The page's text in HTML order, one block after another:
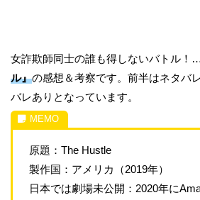
女詐欺師同士の誰も得しないバトル！
ル』の感想＆考察です。前半はネタバ
バレありとなっています。
原題：The Hustle
製作国：アメリカ（2019年）
日本では劇場未公開：2020年に